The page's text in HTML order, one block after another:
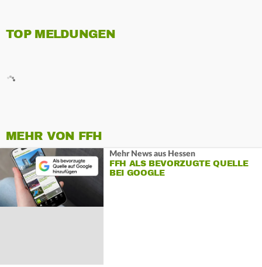
TOP MELDUNGEN
MEHR VON FFH
Mehr News aus Hessen
FFH ALS BEVORZUGTE QUELLE
BEI GOOGLE